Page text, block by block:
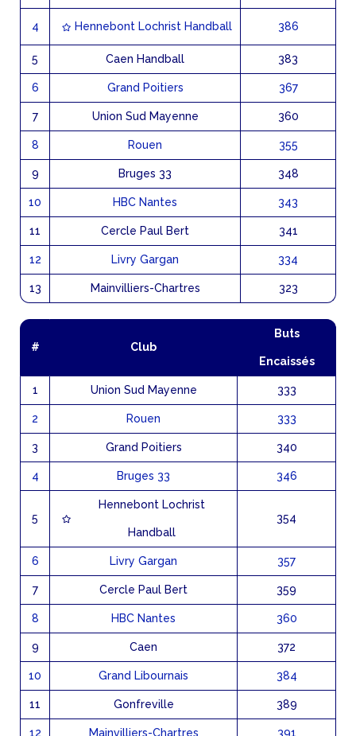
4 Hennebont Lochrist Handball 386
5 Caen Handball 383
6 Grand Poitiers 367
7 Union Sud Mayenne 360
8 Rouen 355
9 Bruges 33 348
10 HBC Nantes 343
11 Cercle Paul Bert 341
12 Livry Gargan 334
13 Mainvilliers-Chartres 323
# Club
Buts
Encaissés
1 Union Sud Mayenne 333
2 Rouen 333
3 Grand Poitiers 340
4 Bruges 33 346
5
Hennebont Lochrist
Handball
354
6 Livry Gargan 357
7 Cercle Paul Bert 359
8 HBC Nantes 360
9 Caen 372
10 Grand Libournais 384
11 Gonfreville 389
12 Mainvilliers-Chartres 391